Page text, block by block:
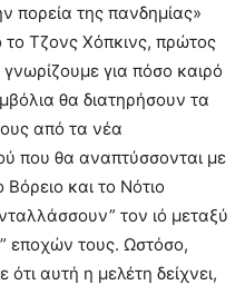
πορεία της πανδημίας»
Τζονς Χόπκινς, πρώτος
για πόσο καιρό
θα διατηρήσουν τα
από τα νέα
που θα αναπτύσσονται με
και το Νότιο
τον ιό μεταξύ
εποχών τους. Ωστόσο,
αυτή η μελέτη δείχνει,